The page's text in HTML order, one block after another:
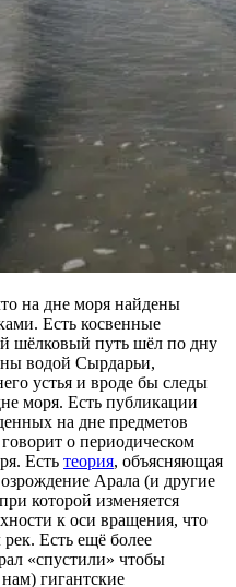
на дне моря найдены
Есть косвенные
шёлковый путь шёл по дну
водой Сырдарьи,
устья и вроде бы следы
моря. Есть публикации
на дне предметов
о периодическом
Есть теория, объясняющая
Арала (и другие
которой изменяется
к оси вращения, что
рек. Есть ещё более
«спустили» чтобы
гигантские